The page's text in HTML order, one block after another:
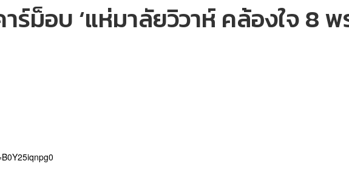
ม็อบ ‘แห่มาลัยวิวาห์ คล้องใจ 8 พ